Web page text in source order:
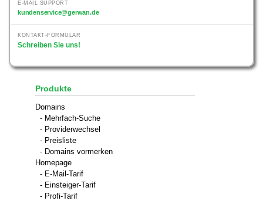
E-MAIL SUPPORT
kundenservice@gerwan.de
KONTAKT-FORMULAR
Schreiben Sie uns!
Produkte
Domains
- Mehrfach-Suche
- Providerwechsel
- Preisliste
- Domains vormerken
Homepage
- E-Mail-Tarif
- Einsteiger-Tarif
- Profi-Tarif